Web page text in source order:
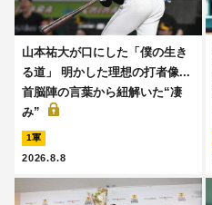
山本祐大が口にした「僕の生き
る道」 明かした理想の打者像...
首脳陣の言葉から紐解いた“凄
み”
1軍
2026.8.8